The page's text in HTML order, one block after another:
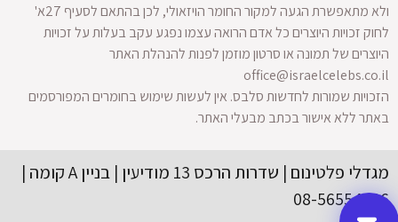
ולא מתאפשרת הגעה למקור החומר הויזאולי, לכן בהתאם לסעיף 27א'
לחוק זכויות היוצרים כל אדם הרואה עצמו נפגע עקב בעלות על זכויות
היוצרים של תמונה או סרטון מוזמן לפנות להנהלת האתר
office@israelcelebs.co.il
הזכויות שמורות לחדשות סלבס. אין לעשות שימוש בחומרים המפורסמים
באתר ללא אישור בכתב מבעלי האתר.
מגדלי פלטינום | שדרות הרכס 13 מודיעין | בניין A קומה |
08-56554416